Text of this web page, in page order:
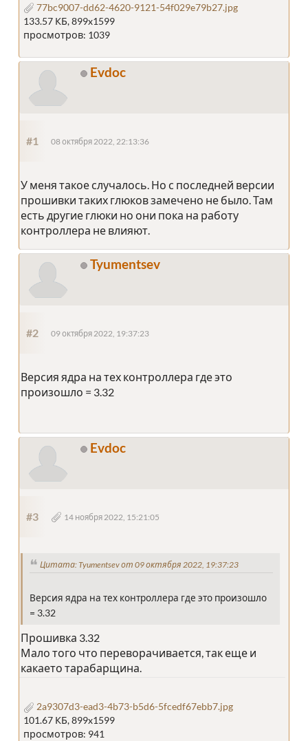
77bc9007-dd62-4620-9121-54f029e79b27.jpg
133.57 КБ, 899x1599
просмотров: 1039
Evdoc
#1 08 октября 2022, 22:13:36
У меня такое случалось. Но с последней версии
прошивки таких глюков замечено не было. Там
есть другие глюки но они пока на работу
контроллера не влияют.
Tyumentsev
#2 09 октября 2022, 19:37:23
Версия ядра на тех контроллера где это
произошло = 3.32
Evdoc
#3 14 ноября 2022, 15:21:05
Цитата: Tyumentsev от 09 октября 2022, 19:37:23
Версия ядра на тех контроллера где это произошло
= 3.32
Прошивка 3.32
Мало того что переворачивается, так еще и
какаето тарабарщина.
2a9307d3-ead3-4b73-b5d6-5fcedf67ebb7.jpg
101.67 КБ, 899x1599
просмотров: 941